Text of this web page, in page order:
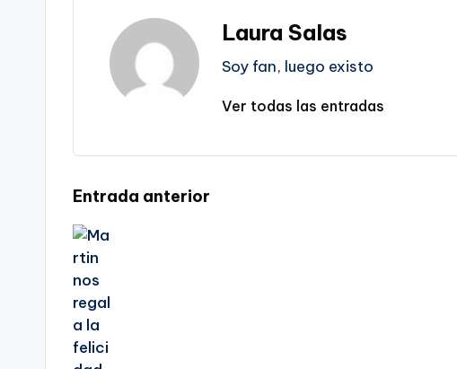
Laura Salas
Soy fan, luego existo
Ver todas las entradas
Navegación
de
entradas
Entrada anterior